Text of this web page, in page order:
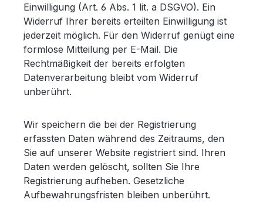
Einwilligung (Art. 6 Abs. 1 lit. a DSGVO). Ein
Widerruf Ihrer bereits erteilten Einwilligung ist
jederzeit möglich. Für den Widerruf genügt eine
formlose Mitteilung per E-Mail. Die
Rechtmäßigkeit der bereits erfolgten
Datenverarbeitung bleibt vom Widerruf
unberührt.
Wir speichern die bei der Registrierung
erfassten Daten während des Zeitraums, den
Sie auf unserer Website registriert sind. Ihren
Daten werden gelöscht, sollten Sie Ihre
Registrierung aufheben. Gesetzliche
Aufbewahrungsfristen bleiben unberührt.